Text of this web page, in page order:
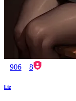
906 8
Liz